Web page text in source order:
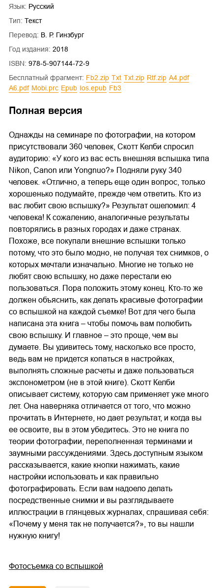
Язык: Русский
Тип: Текст
Перевод: В. Р. Гинзбург
Год издания: 2018
ISBN: 978-5-907144-72-9
Бесплатный фрагмент:
fb2.zip txt txt.zip rtf.zip
a4.pdf
a6.pdf
mobi.prc epub ios.epub fb3
Полная версия
Однажды на семинаре по фотографии, на котором
присутствовали 360 человек, Скотт Келби спросил
аудиторию: «У кого из вас есть внешняя вспышка типа
Nikon, Canon или Yongnuo?» Подняли руку 340
человек. «Отлично, а теперь еще один вопрос, только
хорошенько подумайте, прежде чем ответить. Кто из
вас любит свою вспышку?» Результат ошеломил: 4
человека! К сожалению, аналогичные результаты
повторялись в разных городах и даже странах.
Похоже, все покупали внешние вспышки только
потому, что это было модно, не получая тех снимков, о
которых мечтали изначально. Многие не только не
любят свою вспышку, но даже перестали ею
пользоваться. Пора положить этому конец. Кто-то же
должен объяснить, как делать красивые фотографии
со вспышкой на каждой съемке! Вот для чего была
написана эта книга – чтобы помочь вам полюбить
свою вспышку. И главное – это проще, чем вы
думаете. Вы удивитесь тому, насколько все просто,
ведь вам не придется копаться в настройках,
выполнять сложные расчеты и даже пользоваться
экспонометром (не в этой книге). Скотт Келби
описывает систему, которую сам применяет уже много
лет. Она наверняка отличается от того, что можно
прочитать в Интернете, но дает результат, и когда вы
ее освоите, вы в этом убедитесь. Это не книга по
теории фотографии, переполненная терминами и
заумными рассуждениями. Здесь доступным языком
рассказывается, какие кнопки нажимать, какие
настройки использовать и как правильно
фотографировать. Если вам надоело делать
посредственные снимки и вы разглядываете
иллюстрации в глянцевых журналах, спрашивая себя:
«Почему у меня так не получается?», то вы нашли
нужную книгу!
Фотосъемка со вспышкой